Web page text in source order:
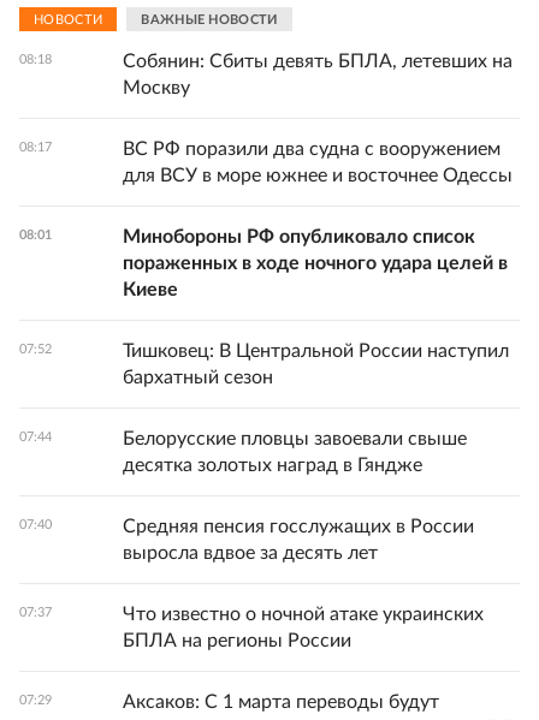
НОВОСТИ ВАЖНЫЕ НОВОСТИ
08:18
Собянин: Сбиты девять БПЛА, летевших на
Москву
08:17
ВС РФ поразили два судна с вооружением
для ВСУ в море южнее и восточнее Одессы
08:01
Минобороны РФ опубликовало список
пораженных в ходе ночного удара целей в
Киеве
07:52
Тишковец: В Центральной России наступил
бархатный сезон
07:44
Белорусские пловцы завоевали свыше
десятка золотых наград в Гяндже
07:40
Средняя пенсия госслужащих в России
выросла вдвое за десять лет
07:37
Что известно о ночной атаке украинских
БПЛА на регионы России
07:29
Аксаков: С 1 марта переводы будут